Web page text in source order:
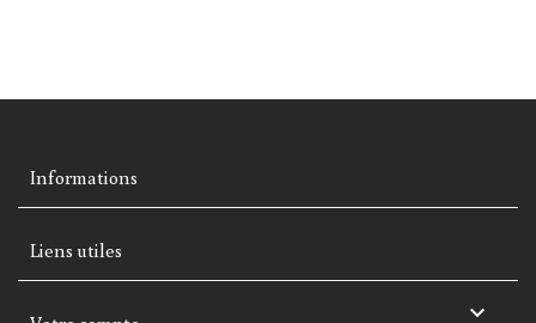
Informations
Liens utiles
